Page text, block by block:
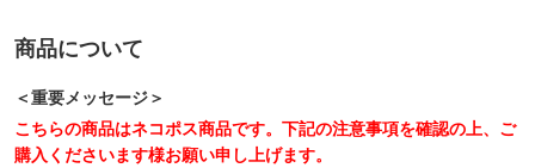
商品について
＜重要メッセージ＞
こちらの商品はネコポス商品です。下記の注意事項を確認の上、ご
購入くださいます様お願い申し上げます。